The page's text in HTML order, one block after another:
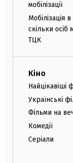
мобілізації
Мобілізація в
скільки осіб
ТЦК
Кіно
Найцікавіші
Українські
Фільми на
Комедії
Серіали